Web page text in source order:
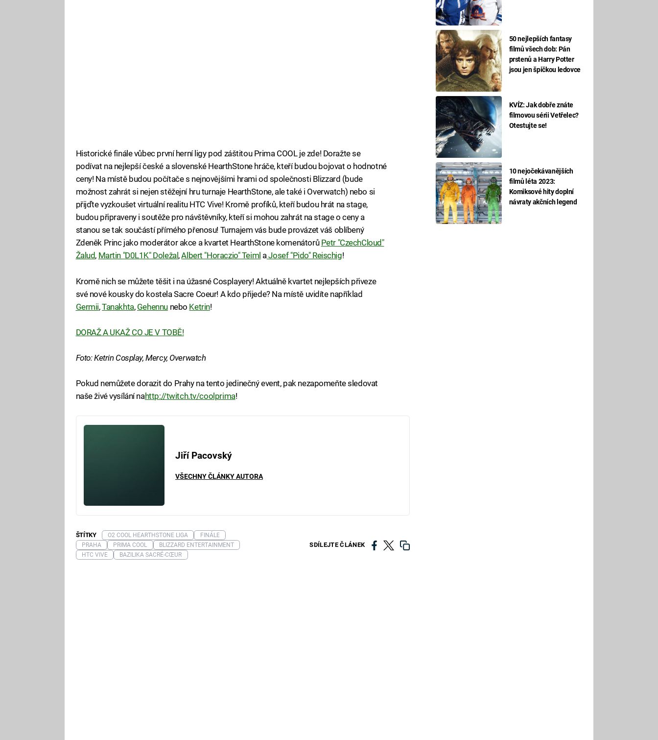
50 nejlepších fantasy
filmů všech dob: Pán
prstenů a Harry Potter
jsou jen špičkou ledovce
KVÍZ: Jak dobře znáte
filmovou sérii Vetřelec?
Otestujte se!
10 nejočekávanějších
filmů léta 2023:
Komiksové hity doplní
návraty akčních legend
Historické finále vůbec první herní ligy pod záštitou Prima COOL je zde! Doražte se
podívat na nejlepší české a slovenské HearthStone hráče, kteří budou bojovat o hodnotné
ceny! Na místě budou počítače s nejnovějšími hrami od společnosti Blizzard (bude
možnost zahrát si nejen stěžejní hru turnaje HearthStone, ale také i Overwatch) nebo si
přijďte vyzkoušet virtuální realitu HTC Vive! Kromě profíků, kteří budou hrát na stage,
budou připraveny i soutěže pro návštěvníky, kteří si mohou zahrát na stage o ceny a
stanou se tak součástí přímého přenosu! Turnajem vás bude provázet váš oblíbený
Zdeněk Princ jako moderátor akce a kvartet HearthStone komenátorů Petr "CzechCloud"
Žalud, Martin "D0L1K" Doležal ,Albert "Horaczio" Teiml aJosef "Pido" Reischig!
Kromě nich se můžete těšit i na úžasné Cosplayery! Aktuálně kvartet nejlepších přiveze
své nové kousky do kostela Sacre Coeur! A kdo přijede? Na místě uvidíte například
Germii,Tanakhta, Gehennunebo Ketrin!
DORAŽ A UKAŽ CO JE V TOBĚ!
Foto: Ketrin Cosplay, Mercy, Overwatch
Pokud nemůžete dorazit do Prahy na tento jedinečný event, pak nezapomeňte sledovat
naše živé vysílání nahttp://twitch.tv/coolprima!
Jiří Pacovský
VŠECHNY ČLÁNKY AUTORA
SDÍLEJTE ČLÁNEK
ŠTÍTKY O2 COOL HEARTHSTONE LIGA
FINÁLE
PRAHA
PRIMA COOL
BLIZZARD ENTERTAINMENT
HTC VIVE
BAZILIKA SACRÉ-CŒUR